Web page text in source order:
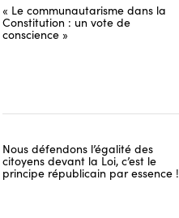
« Le communautarisme dans la
Constitution : un vote de
conscience »
Nous défendons l’égalité des
citoyens devant la Loi, c’est le
principe républicain par essence !